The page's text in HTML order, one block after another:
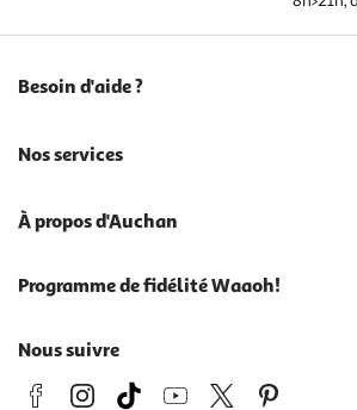
Besoin d'aide ?
Nos services
À propos d'Auchan
Programme de fidélité Waaoh!
Nous suivre